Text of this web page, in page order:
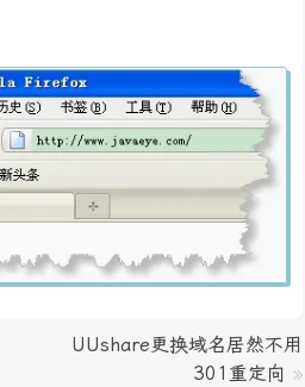
UUshare更换域名居然不用
301重定向 »